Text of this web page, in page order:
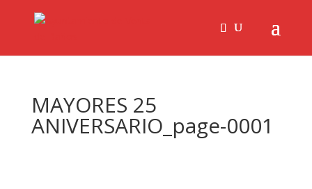
MAYORES 25
ANIVERSARIO_page-0001